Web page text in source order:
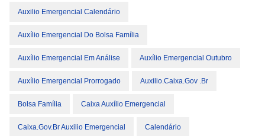
Auxilio Emergencial Calendário
Auxílio Emergencial Do Bolsa Família
Auxílio Emergencial Em Análise Auxílio Emergencial Outubro
Auxílio Emergencial Prorrogado Auxilio.caixa.gov .br
Bolsa Família Caixa Auxílio Emergencial
Caixa.gov.br Auxilio Emergencial Calendário